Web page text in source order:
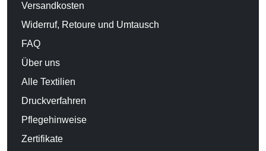
Versandkosten
Widerruf, Retoure und Umtausch
FAQ
Über uns
Alle Textilien
Druckverfahren
Pflegehinweise
Zertifikate